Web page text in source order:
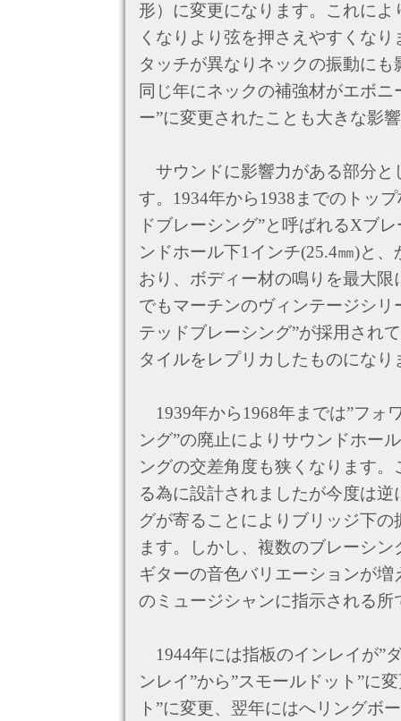
形）に変更になります。これに
くなりより弦を押さえやすくな
タッチが異なりネックの振動に
同じ年にネックの補強材がエボ
ー”に変更されたことも大きな影
サウンドに影響力がある部分と
す。1934年から1938までのトッ
ドブレーシング”と呼ばれるXブ
ンドホール下1インチ(25.4㎜)と
おり、ボディー材の鳴りを最大
でもマーチンのヴィンテージシ
テッドブレーシング”が採用され
タイルをレプリカしたものになり
1939年から1968年までは”フォ
ング”の廃止によりサウンドホー
ングの交差角度も狭くなります
る為に設計されましたが今度は
グが寄ることによりブリッジ下
ます。しかし、複数のブレーシ
ギターの音色バリエーションが
のミュージシャンに指示される所
1944年には指板のインレイが”
ンレイ”から”スモールドット”に
ト”に変更、翌年にはへリングボ